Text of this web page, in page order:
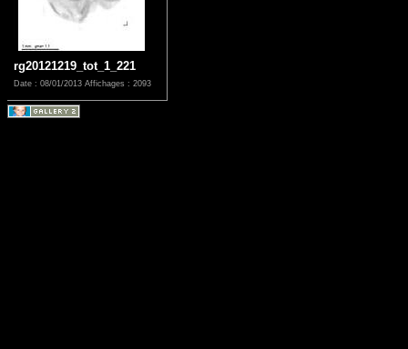
rg20121219_tot_1_221
Date : 08/01/2013 Affichages : 2093